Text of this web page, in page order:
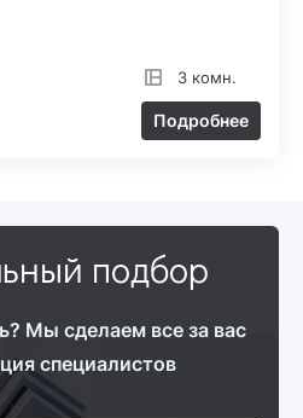
3 комн.
Подробнее
подбор
Мы сделаем все за вас
специалистов